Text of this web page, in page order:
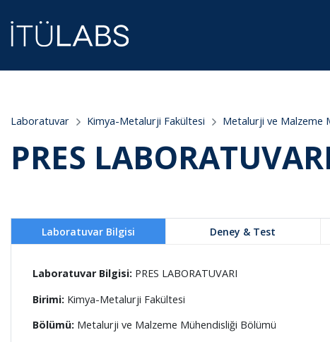
Laboratuvar Kimya-Metalurji Fakültesi Metalurji ve Malzeme
PRES
Laboratuvar Bilgisi Deney & Test
Laboratuvar Bilgisi: PRES LABORATUVARI
Birimi: Kimya-Metalurji Fakültesi
Bölümü: Metalurji ve Malzeme Mühendisliği Bölümü